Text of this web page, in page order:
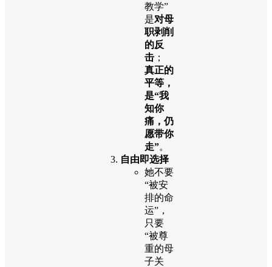
教学”
是对母
职剥削
的反
击 ；
真正的
平等，
是“我
知你
痛，仍
愿带你
走”。
自由即选择
她不要
“被安
排的命
运”，
只要
“被尊
重的母
子关